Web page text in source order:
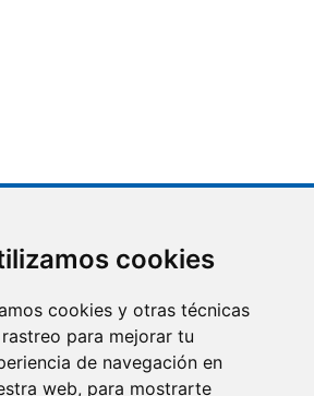
cookies
cookies y otras técnicas
para mejorar tu
de navegación en
web, para mostrarte
d'àrids de Barcelona